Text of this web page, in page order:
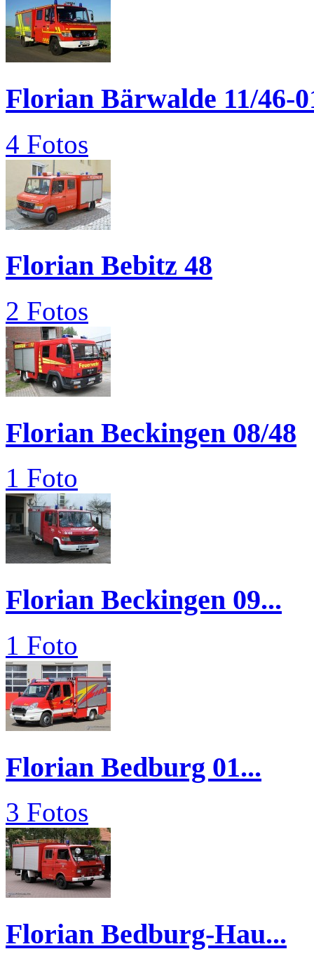
Florian Bärwalde 11/46-
4 Fotos
Florian Bebitz 48
2 Fotos
Florian Beckingen 08/48
1 Foto
Florian Beckingen 09...
1 Foto
Florian Bedburg 01...
3 Fotos
Florian Bedburg-Hau...